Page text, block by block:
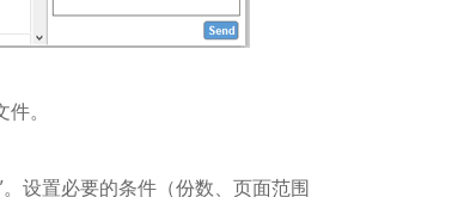
。
。设置必要的条件（份数、页面范围